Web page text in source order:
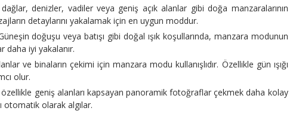
denizler, vadiler veya geniş açık alanlar gibi doğa manzaralarının
detaylarını yakalamak için en uygun moddur.
doğuşu veya batışı gibi doğal ışık koşullarında, manzara modunun
iyi yakalanır.
ve binaların çekimi için manzara modu kullanışlıdır. Özellikle gün ışığı
olur.
geniş alanları kapsayan panoramik fotoğraflar çekmek daha kolay
otomatik olarak algılar.